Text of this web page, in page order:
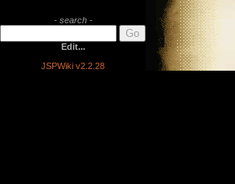
- search -
Edit...
JSPWiki v2.2.28